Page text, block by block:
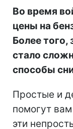
Во время
цены на
Более того,
стало
способы
Простые и
помогут
эти